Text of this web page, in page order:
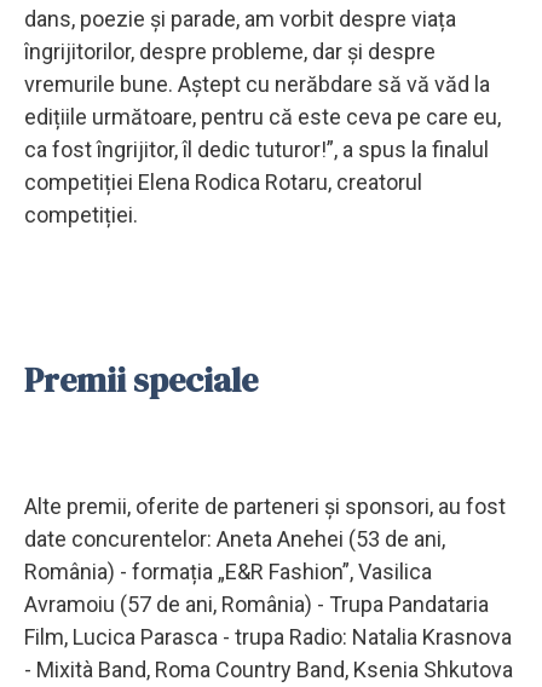
dans, poezie și parade, am vorbit despre viața
îngrijitorilor, despre probleme, dar și despre
vremurile bune. Aștept cu nerăbdare să vă văd la
edițiile următoare, pentru că este ceva pe care eu,
ca fost îngrijitor, îl dedic tuturor!”, a spus la finalul
competiției Elena Rodica Rotaru, creatorul
competiției.
Premii speciale
Alte premii, oferite de parteneri și sponsori, au fost
date concurentelor: Aneta Anehei (53 de ani,
România) - formația „E&R Fashion”, Vasilica
Avramoiu (57 de ani, România) - Trupa Pandataria
Film, Lucica Parasca - trupa Radio: Natalia Krasnova
- Mixità Band, Roma Country Band, Ksenia Shkutova